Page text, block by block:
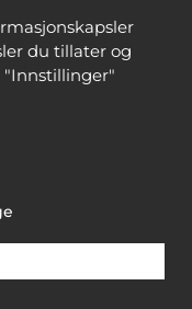
du tillater og
"Innstillinger"